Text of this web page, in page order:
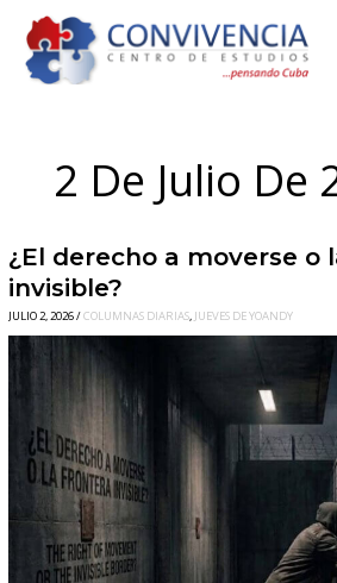
contenido
2 De Julio De
¿El derecho a moverse o
invisible?
JULIO 2, 2026/COLUMNAS DIARIAS, JUEVES DE YOANDY
¿El
derecho
a
moverse